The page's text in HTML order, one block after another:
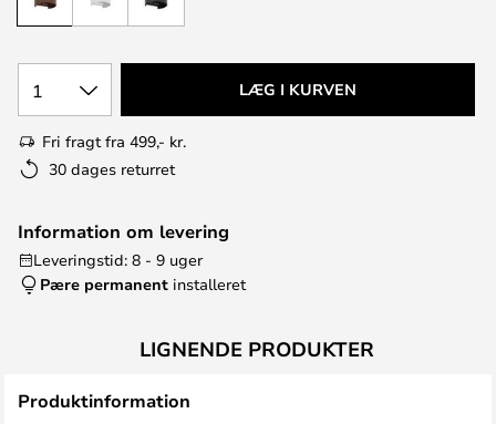
1 LÆG I KURVEN
Fri fragt fra 499,- kr.
30 dages returret
Information om levering
Leveringstid: 8 - 9 uger
Pære permanent installeret
LIGNENDE PRODUKTER
Produktinformation